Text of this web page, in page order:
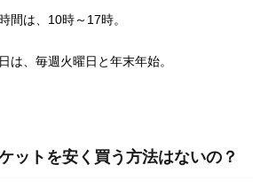
間は、10時～17時。
は、毎週火曜日と年末年始。
ットを安く買う方法はないの？